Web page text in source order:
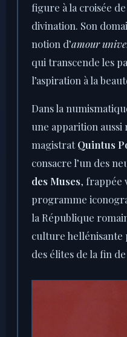
figure à la croisée
divination. Son
notion d’amour
qui transcende les
l’aspiration à la
Dans la
une apparition
magistratQuintus
consacre l’un des
des Muses, frappée
programme
la République
culture hellénisante
des élites de la fin